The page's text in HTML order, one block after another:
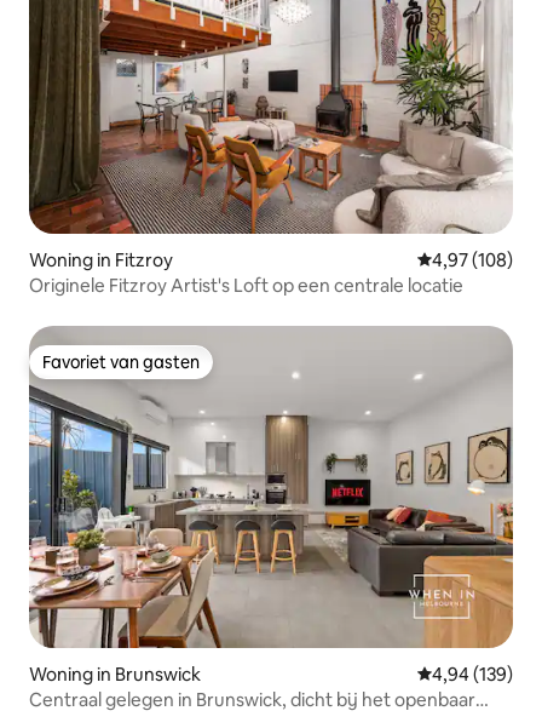
Woning in Fitzroy Gemiddelde
4,97 (108)
Originele Fitzroy Artist's Loft op een centrale locatie
Favoriet van gasten
Favoriet van gasten
Woning in Brunswick Gemiddelde
4,94 (139)
Centraal gelegen in Brunswick, dicht bij het openbaar